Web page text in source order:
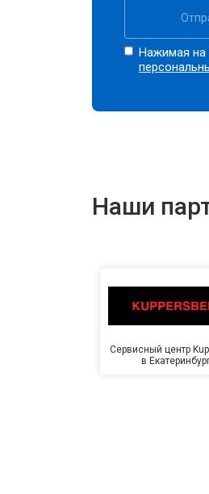
Нажимая на
Наши
Сервисный центр
в